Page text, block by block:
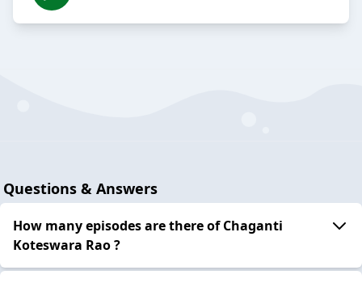
Questions & Answers
How many episodes are there of Chaganti
Koteswara Rao ?